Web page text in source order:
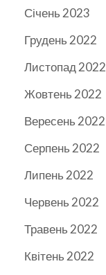
Січень 2023
Грудень 2022
Листопад 2022
Жовтень 2022
Вересень 2022
Серпень 2022
Липень 2022
Червень 2022
Травень 2022
Квітень 2022